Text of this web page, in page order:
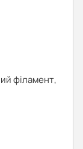
філамент,